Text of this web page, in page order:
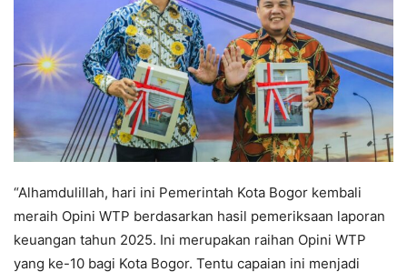
“Alhamdulillah, hari ini Pemerintah Kota Bogor kembali
meraih Opini WTP berdasarkan hasil pemeriksaan laporan
keuangan tahun 2025. Ini merupakan raihan Opini WTP
yang ke-10 bagi Kota Bogor. Tentu capaian ini menjadi